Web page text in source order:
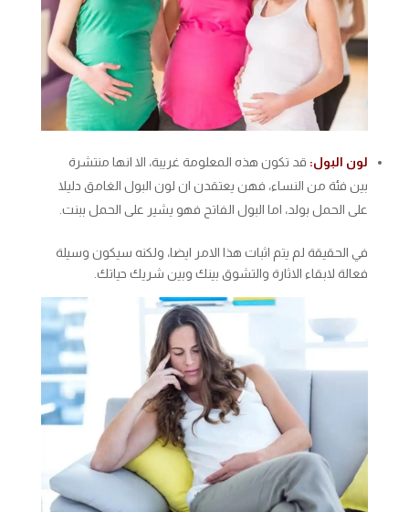
لون البول: قد تكون هذه المعلومة غريبة، الا انها منتشرة
بين فئة من النساء، فهن يعتقدن ان لون البول الغامق دليلا
على الحمل بولد، اما البول الفاتح فهو يشير على الحمل ببنت.
في الحقيقة لم يتم اثبات هذا الامر ايضا، ولكنه سيكون وسيلة
فعالة لابقاء الاثارة والتشوق بينك وبين شريك حياتك.